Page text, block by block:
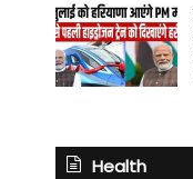
Health